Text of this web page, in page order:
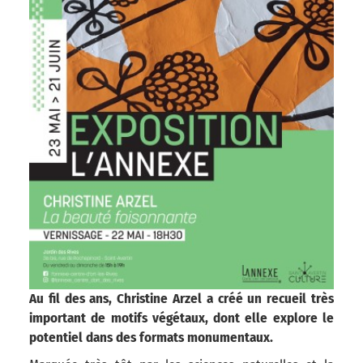
Au fil des ans, Christine Arzel a créé un recueil très
important de motifs végétaux, dont elle explore le
potentiel dans des formats monumentaux.